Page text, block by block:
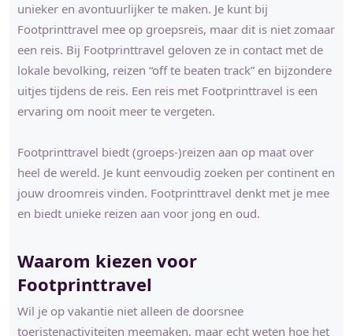
unieker en avontuurlijker te maken. Je kunt bij
Footprinttravel mee op groepsreis, maar dit is niet zomaar
een reis. Bij Footprinttravel geloven ze in contact met de
lokale bevolking, reizen “off te beaten track” en bijzondere
uitjes tijdens de reis. Een reis met Footprinttravel is een
ervaring om nooit meer te vergeten.
Footprinttravel biedt (groeps-)reizen aan op maat over
heel de wereld. Je kunt eenvoudig zoeken per continent en
jouw droomreis vinden. Footprinttravel denkt met je mee
en biedt unieke reizen aan voor jong en oud.
Waarom kiezen voor
Footprinttravel
Wil je op vakantie niet alleen de doorsnee
toeristenactiviteiten meemaken, maar echt weten hoe het